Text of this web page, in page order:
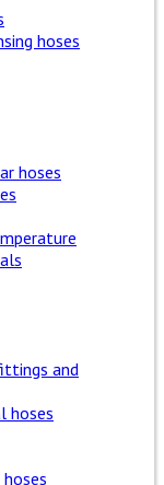
hoses
hoses
and
hoses